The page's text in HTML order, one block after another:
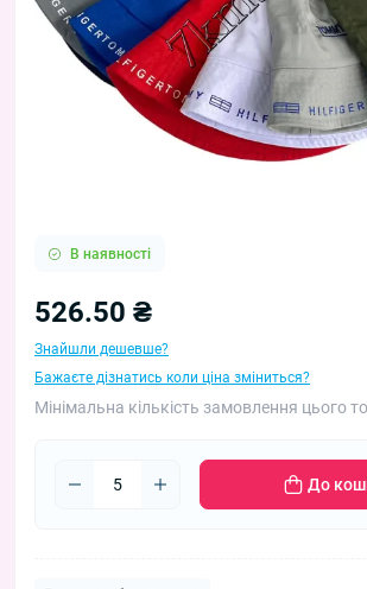
В наявності
526.50 ₴
Знайшли дешевше?
Бажаєте дізнатись коли ціна зміниться?
Мінімальна кількість замовлення цього
До